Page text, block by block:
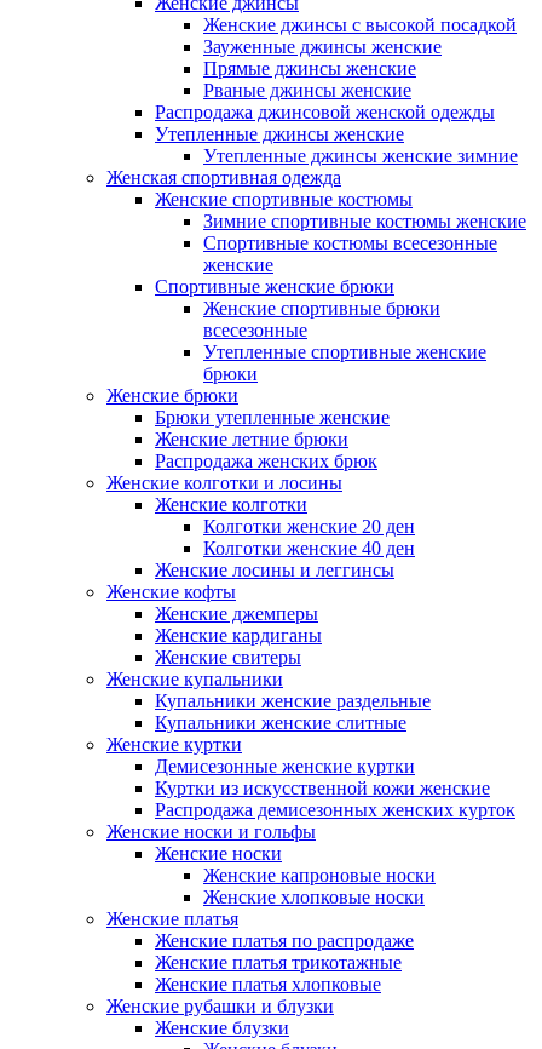
Женские джинсы с высокой посадкой
Зауженные джинсы женские
Прямые джинсы женские
Рваные джинсы женские
Распродажа джинсовой женской одежды
Утепленные джинсы женские
Утепленные джинсы женские зимние
Женская спортивная одежда
Женские спортивные костюмы
Зимние спортивные костюмы женские
Спортивные костюмы всесезонные
женские
Спортивные женские брюки
Женские спортивные брюки
всесезонные
Утепленные спортивные женские
брюки
Женские брюки
Брюки утепленные женские
Женские летние брюки
Распродажа женских брюк
Женские колготки и лосины
Женские колготки
Колготки женские 20 ден
Колготки женские 40 ден
Женские лосины и леггинсы
Женские кофты
Женские джемперы
Женские кардиганы
Женские свитеры
Женские купальники
Купальники женские раздельные
Купальники женские слитные
Женские куртки
Демисезонные женские куртки
Куртки из искусственной кожи женские
Распродажа демисезонных женских курток
Женские носки и гольфы
Женские носки
Женские капроновые носки
Женские хлопковые носки
Женские платья
Женские платья по распродаже
Женские платья трикотажные
Женские платья хлопковые
Женские рубашки и блузки
Женские блузки